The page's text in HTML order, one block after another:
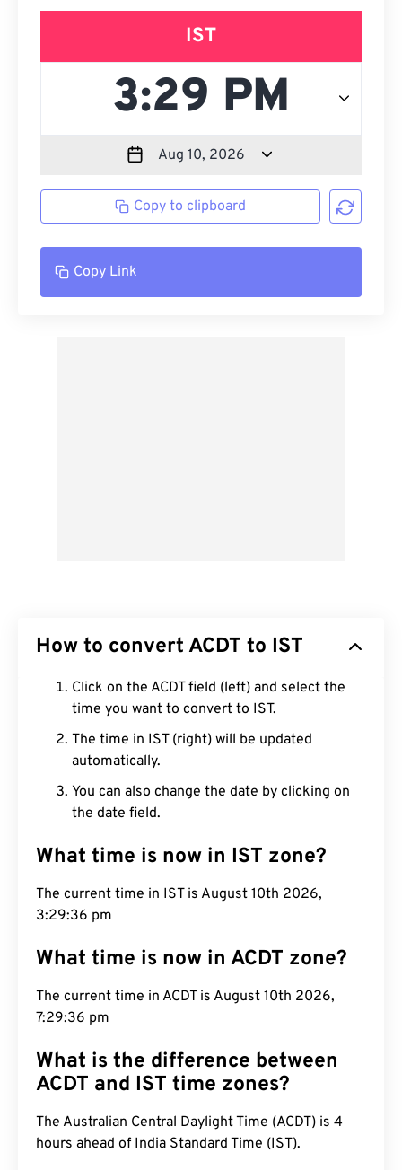
IST
Copy to clipboard
Copy Link
How to convert ACDT to IST
Click on the ACDT field (left) and select the
time you want to convert to IST.
The time in IST (right) will be updated
automatically.
You can also change the date by clicking on
the date field.
What time is now in IST zone?
The current time in IST is August 10th 2026,
3:29:37 pm
What time is now in ACDT zone?
The current time in ACDT is August 10th 2026,
7:29:37 pm
What is the difference between
ACDT and IST time zones?
The Australian Central Daylight Time (ACDT) is 4
hours ahead of India Standard Time (IST).